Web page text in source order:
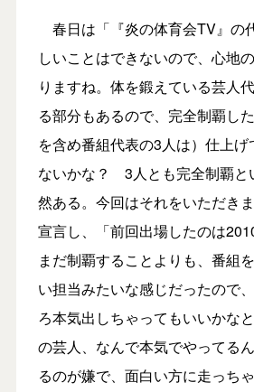
春日は「『炎の体育会TV』の
しいことはできないので、心地
りますね。体を鍛えている芸人
る部分もあるので、完全制覇し
を含め番組代表の3人は）仕上
ないかな？ 3人とも完全制覇と
然ある。今回はそれをいただき
宣言し、「前回出場したのは
まだ制覇することよりも、番組
い担当みたいな感じだったので
ろ本気出しちゃってもいいかな
の芸人、なんで本気でやってる
るのが嫌で、面白い方に走っち